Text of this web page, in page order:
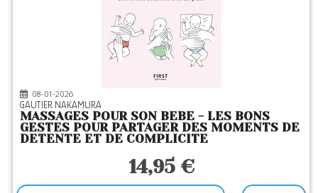
08-01-2026
GAUTIER NAKAMURA
MASSAGES POUR SON BEBE - LES BONS
GESTES POUR PARTAGER DES MOMENTS DE
DETENTE ET DE COMPLICITE
14,95 €